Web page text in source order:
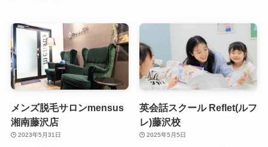
メンズ脱毛サロンmensus
湘南藤沢店
2023年5月31日
英会話スクール Reflet(ルフ
レ)藤沢校
2025年5月5日